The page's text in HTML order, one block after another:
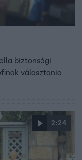
biztonsági
választania
2:24